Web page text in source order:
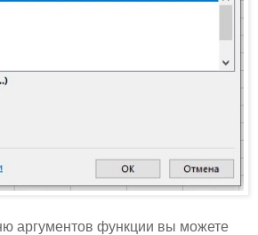
аргументов функции вы можете